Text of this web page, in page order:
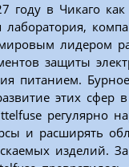
году в Чикаго как
лаборатория,
мировым лидером
защиты
питанием. Бурное
этих сфер
регулярно
и расширять
изделий.